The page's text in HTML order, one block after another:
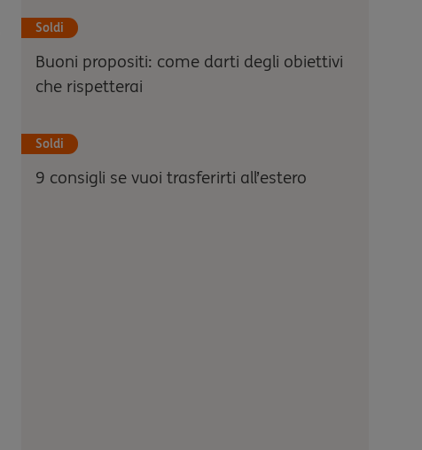
Soldi
Buoni propositi: come darti degli obiettivi
che rispetterai
Soldi
9 consigli se vuoi trasferirti all’estero